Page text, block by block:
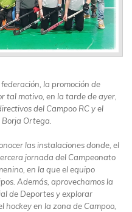
la promoción de
tal motivo, en la tarde de ayer,
del Campoo RC y el
Borja Ortega.
las instalaciones donde, el
jornada del Campeonato
en la que el equipo
Además, aprovechamos la
de Deportes y explorar
en la zona de Campoo,